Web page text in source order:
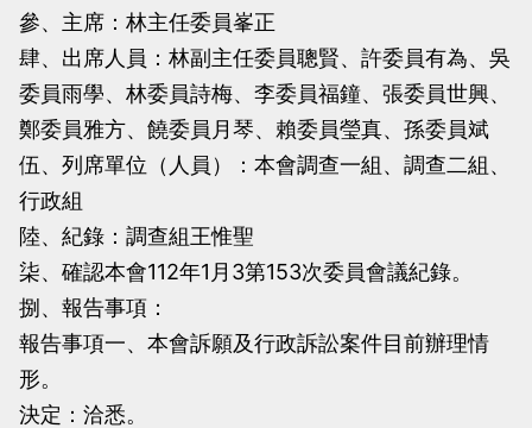
不
當
黨
產
委
會
不
當
黨
產
委
會
參、主席：林主任委員峯正
肆、出席人員：林副主任委員聰賢、許委員有為、吳
委員雨學、林委員詩梅、李委員福鐘、張委員世興、
鄭委員雅方、饒委員月琴、賴委員瑩真、孫委員斌
伍、列席單位（人員）：本會調查一組、調查二組、
行政組
陸、紀錄：調查組王惟聖
柒、確認本會112年1月3第153次委員會議紀錄。
捌、報告事項：
報告事項一、本會訴願及行政訴訟案件目前辦理情
形。
決定：洽悉。